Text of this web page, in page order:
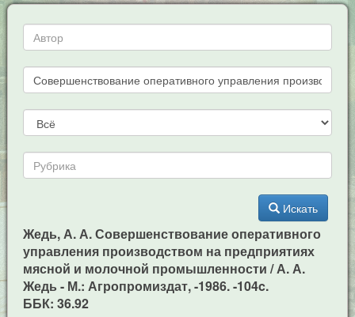
Искать
Жедь, А. А. Совершенствование оперативного
управления производством на предприятиях
мясной и молочной промышленности / А. А.
Жедь - М.: Агропромиздат, -1986. -104c.
ББК: 36.92